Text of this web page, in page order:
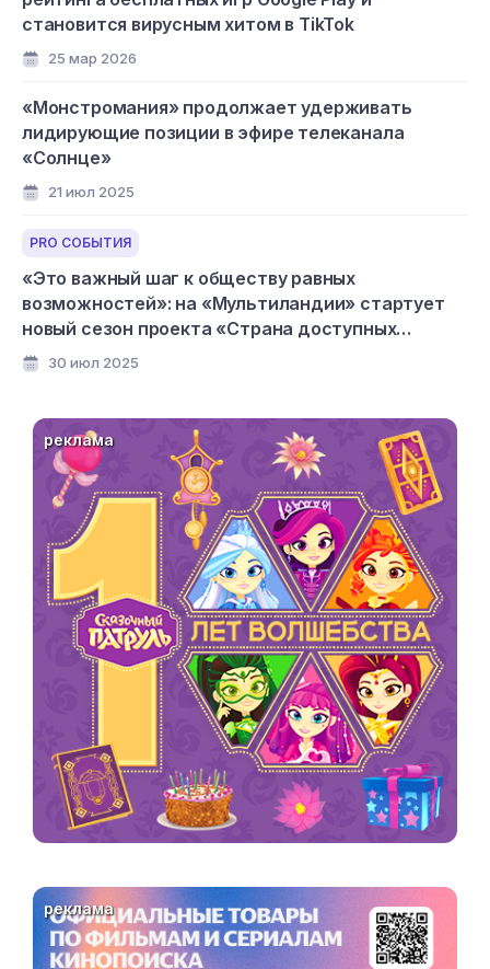
становится вирусным хитом в TikTok
25 мар 2026
«Монстромания» продолжает удерживать
лидирующие позиции в эфире телеканала
«Солнце»
21 июл 2025
PRO СОБЫТИЯ
«Это важный шаг к обществу равных
возможностей»: на «Мультиландии» стартует
новый сезон проекта «Страна доступных
мультфильмов»
30 июл 2025
реклама
реклама